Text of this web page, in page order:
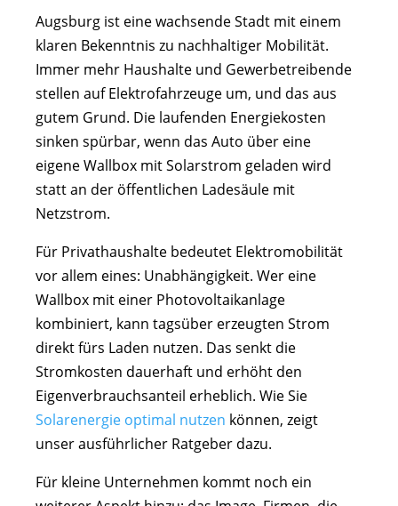
Augsburg ist eine wachsende Stadt mit einem
klaren Bekenntnis zu nachhaltiger Mobilität.
Immer mehr Haushalte und Gewerbetreibende
stellen auf Elektrofahrzeuge um, und das aus
gutem Grund. Die laufenden Energiekosten
sinken spürbar, wenn das Auto über eine
eigene Wallbox mit Solarstrom geladen wird
statt an der öffentlichen Ladesäule mit
Netzstrom.
Für Privathaushalte bedeutet Elektromobilität
vor allem eines: Unabhängigkeit. Wer eine
Wallbox mit einer Photovoltaikanlage
kombiniert, kann tagsüber erzeugten Strom
direkt fürs Laden nutzen. Das senkt die
Stromkosten dauerhaft und erhöht den
Eigenverbrauchsanteil erheblich. Wie Sie
Solarenergie optimal nutzen können, zeigt
unser ausführlicher Ratgeber dazu.
Für kleine Unternehmen kommt noch ein